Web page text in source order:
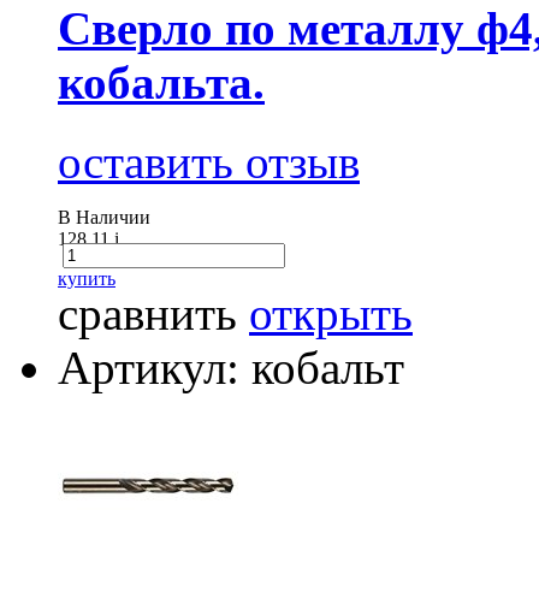
Сверло по металлу
кобальта.
оставить отзыв
В Наличии
128.11i
купить
сравнить открыть
Артикул: кобальт